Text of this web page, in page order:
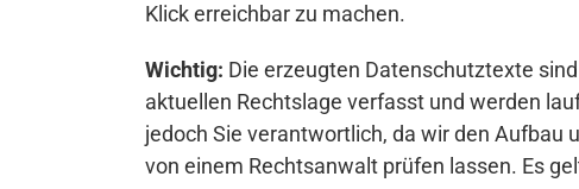
Klick erreichbar zu machen.
Wichtig: Die erzeugten Datenschutztexte
aktuellen Rechtslage verfasst und werden
jedoch Sie verantwortlich, da wir den Aufbau
von einem Rechtsanwalt prüfen lassen. Es